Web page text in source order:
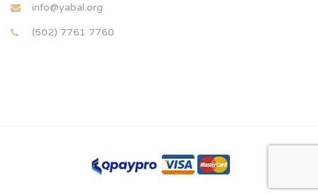
info@yabal.org
(502) 7761 7760